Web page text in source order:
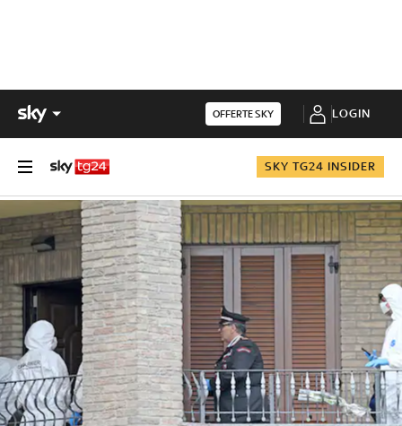
OFFERTE SKY LOGIN
SKY TG24 INSIDER